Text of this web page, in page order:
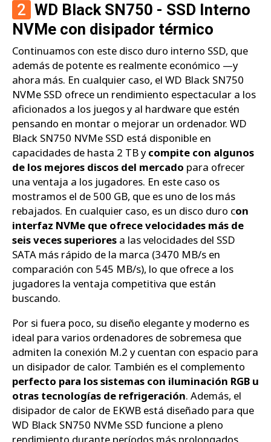
2 WD Black SN750 - SSD Interno
NVMe con disipador térmico
Continuamos con este disco duro interno SSD, que
además de potente es realmente económico —y
ahora más. En cualquier caso, el WD Black SN750
NVMe SSD ofrece un rendimiento espectacular a los
aficionados a los juegos y al hardware que estén
pensando en montar o mejorar un ordenador. WD
Black SN750 NVMe SSD está disponible en
capacidades de hasta 2 TB ycompite con algunos
de los mejores discos del mercado para ofrecer
una ventaja a los jugadores. En este caso os
mostramos el de 500 GB, que es uno de los más
rebajados. En cualquier caso, es un disco duro con
interfaz NVMe que ofrece velocidades más de
seis veces superiores a las velocidades del SSD
SATA más rápido de la marca (3470 MB/s en
comparación con 545 MB/s), lo que ofrece a los
jugadores la ventaja competitiva que están
buscando.
Por si fuera poco, su diseño elegante y moderno es
ideal para varios ordenadores de sobremesa que
admiten la conexión M.2 y cuentan con espacio para
un disipador de calor. También es el complemento
perfecto para los sistemas con iluminación RGB u
otras tecnologías de refrigeración. Además, el
disipador de calor de EKWB está diseñado para que
WD Black SN750 NVMe SSD funcione a pleno
rendimiento durante períodos más prolongados.